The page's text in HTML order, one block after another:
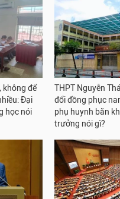
không để
Đại
học nói
THPT Nguyễn
đổi đồng phục
phụ huynh băn
trưởng nói gì?